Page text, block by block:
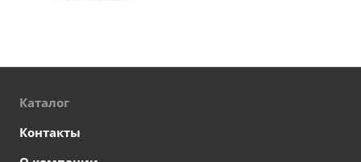
Каталог
Контакты